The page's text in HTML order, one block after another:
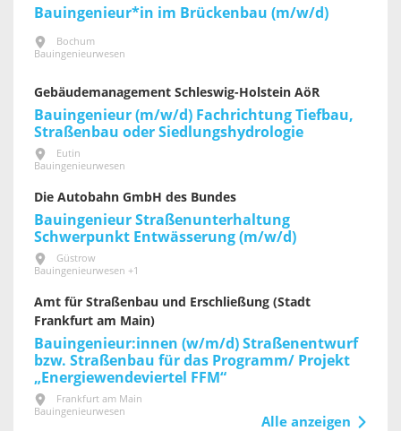
Bauingenieur*in im Brückenbau (m/w/d)
Bochum
Bauingenieurwesen
Gebäudemanagement Schleswig-Holstein AöR
Bauingenieur (m/w/d) Fachrichtung Tiefbau,
Straßenbau oder Siedlungshydrologie
Eutin
Bauingenieurwesen
Die Autobahn GmbH des Bundes
Bauingenieur Straßenunterhaltung
Schwerpunkt Entwässerung (m/w/d)
Güstrow
Bauingenieurwesen +1
Amt für Straßenbau und Erschließung (Stadt
Frankfurt am Main)
Bauingenieur:innen (w/m/d) Straßenentwurf
bzw. Straßenbau für das Programm/ Projekt
„Energiewendeviertel FFM“
Frankfurt am Main
Bauingenieurwesen
Alle anzeigen